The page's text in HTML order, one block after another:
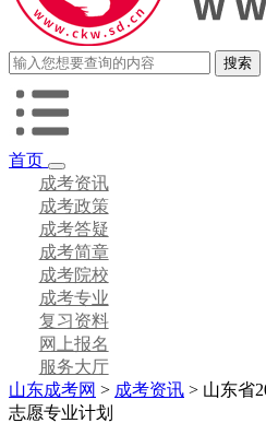
首页
成考资讯
成考政策
成考答疑
成考简章
成考院校
成考专业
复习资料
网上报名
服务大厅
山东成考网 > 成考资讯 > 山东省
志愿专业计划